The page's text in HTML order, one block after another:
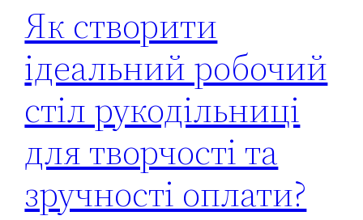
Як створити
ідеальний робочий
стіл рукодільниці
для творчості та
зручності оплати?